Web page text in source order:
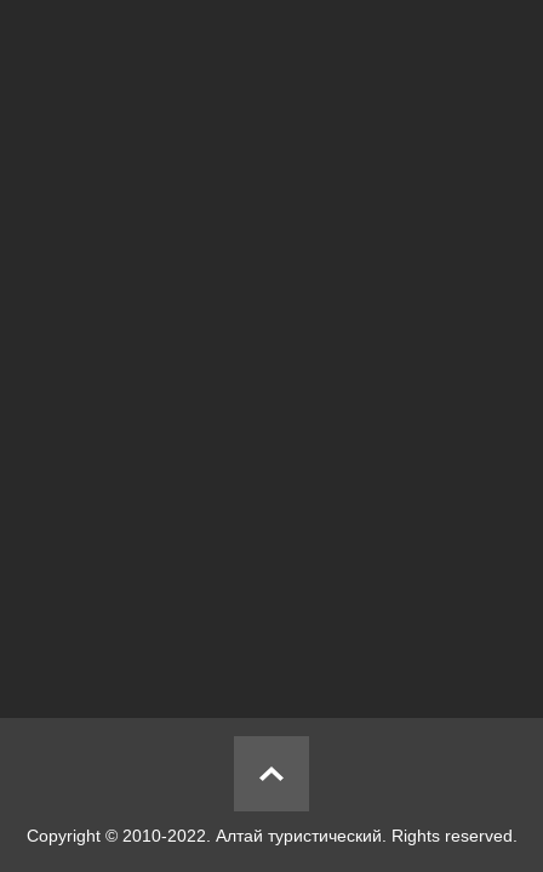
Copyright © 2010-2022. Алтай туристический. Rights reserved.